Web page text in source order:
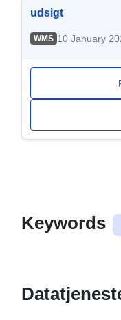
udsigt
WMS 10 January
Keywords